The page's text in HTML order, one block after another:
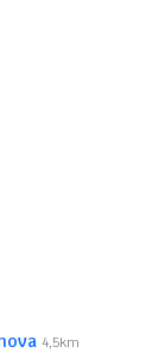
4,5km